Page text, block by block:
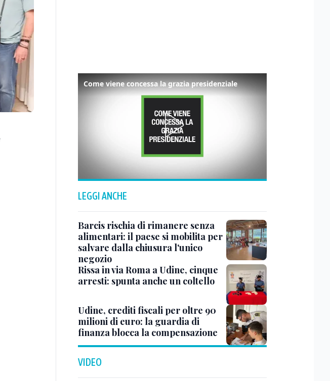
Come viene concessa la grazia presidenziale
LEGGI ANCHE
Barcis rischia di rimanere senza
alimentari: il paese si mobilita per
salvare dalla chiusura l'unico
negozio
Rissa in via Roma a Udine, cinque
arresti: spunta anche un coltello
Udine, crediti fiscali per oltre 90
milioni di euro: la guardia di
finanza blocca la compensazione
VIDEO